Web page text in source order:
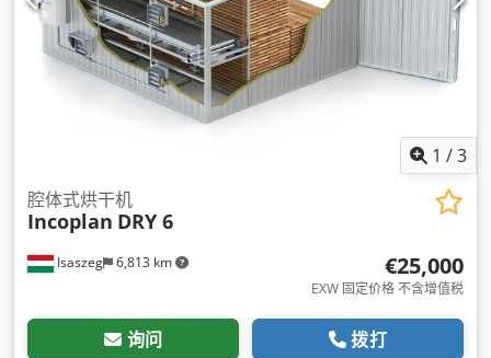
1 /3
Isaszeg 6,813 km
腔体式烘干机
Incoplan DRY 6
€25,000
EXW 固定价格 不含增值税
询问 拨打